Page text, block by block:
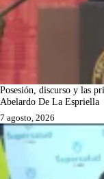
Posesión, discurso y las
Abelardo De La Espriella
7 agosto, 2026